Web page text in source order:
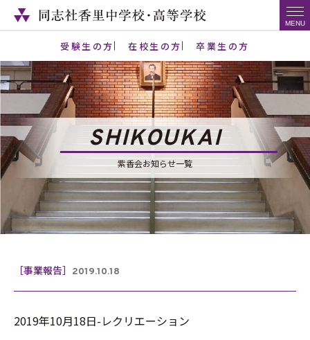
受験生の方 在校生の方 卒業生の方
SHIKOUKAI
紫香会お知らせ一覧
［事業報告］ 2019.10.18
2019年10月18日-レクリエーション